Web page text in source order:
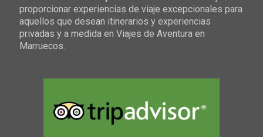
proporcionar experiencias de viaje excepcionales para
aquellos que desean itinerarios y experiencias
privadas y a medida en Viajes de Aventura en
Marruecos.